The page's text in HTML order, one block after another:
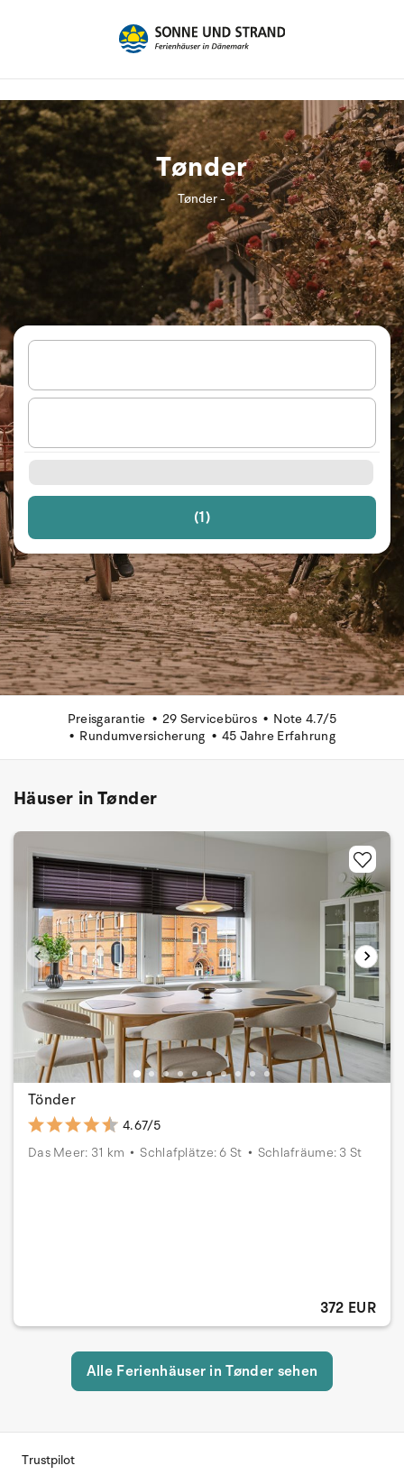
(1)
Tønder
Tønder -
Preisgarantie 29 Servicebüros
Note 4.7/5
Rundumversicherung
45 Jahre Erfahrung
Häuser in Tønder
Tönder
4.67/5
Das Meer: 31 km
Schlafplätze: 6 St Schlafräume: 3 St
372 EUR
Alle Ferienhäuser in Tønder sehen
Trustpilot